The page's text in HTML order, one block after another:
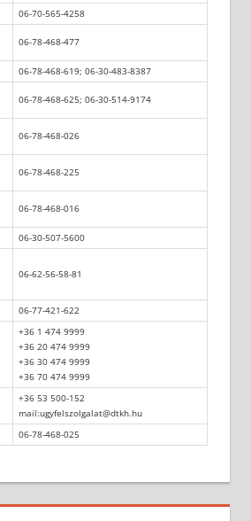
06-70-565-4258
06-78-468-477
06-78-468-619; 06-30-483-8387
06-78-468-625; 06-30-514-9174
06-78-468-026
06-78-468-225
06-78-468-016
06-30-507-5600
06-62-56-58-81
06-77-421-622
+36 1 474 9999
+36 20 474 9999
+36 30 474 9999
+36 70 474 9999
+36 53 500-152
mail:ugyfelszolgalat@dtkh.hu
06-78-468-025